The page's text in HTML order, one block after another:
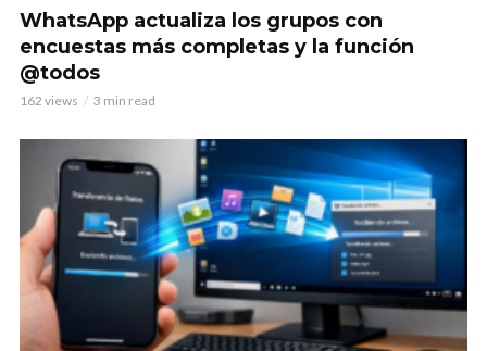
WhatsApp actualiza los grupos con
encuestas más completas y la función
@todos
162 views 3 min read